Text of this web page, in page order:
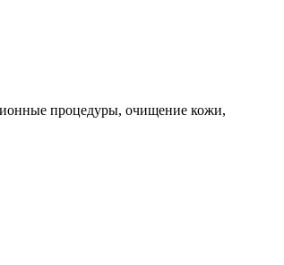
процедуры, очищение кожи,